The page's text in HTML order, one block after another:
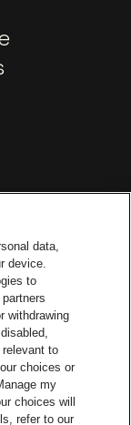
Ga naar de
Cola
de website van
Ga naar
de website
Het logo van
naar de website
Ga naar de
Ga naar
be•at
data,
device.
to
withdrawing
to
choices or
my
choices will
refer to our